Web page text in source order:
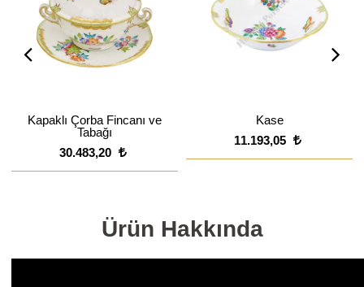
Kapaklı Çorba Fincanı ve
Tabağı
30.483,20
Kase
11.193,05
Ürün Hakkında